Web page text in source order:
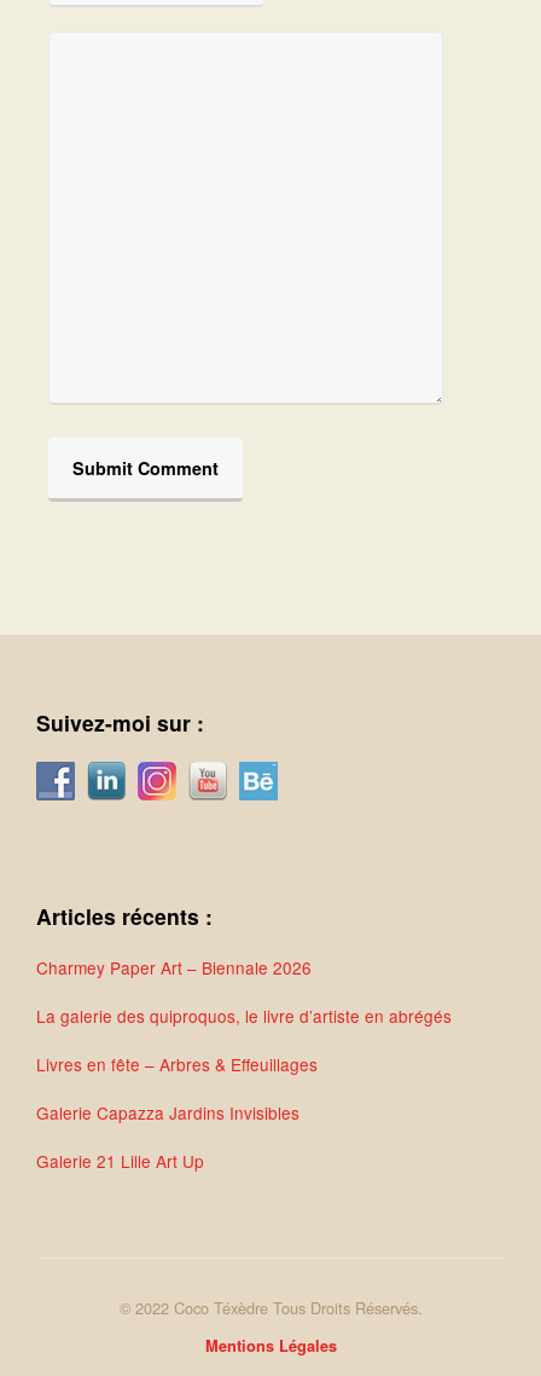
Suivez-moi sur :
Articles récents :
Charmey Paper Art – Biennale 2026
La galerie des quiproquos, le livre d’artiste en abrégés
Livres en fête – Arbres & Effeuillages
Galerie Capazza Jardins Invisibles
Galerie 21 Lille Art Up
© 2022 Coco Téxèdre Tous Droits Réservés.
Mentions Légales